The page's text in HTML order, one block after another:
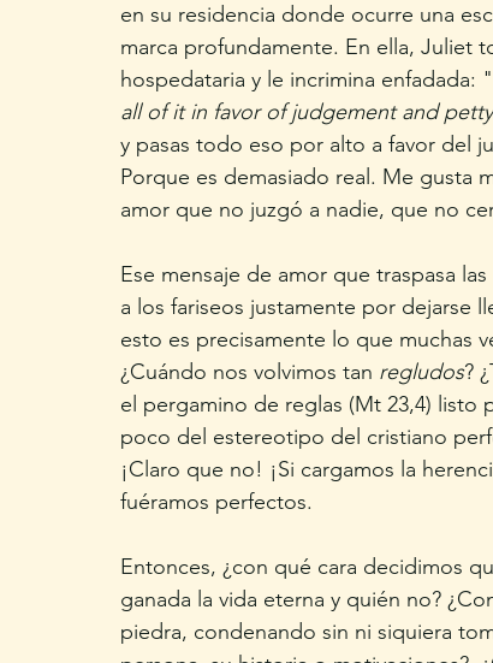
en su residencia donde ocurre una
marca profundamente. En ella, Juliet
hospedataria y le incrimina enfadada: "
all of it in favor of judgement and
y pasas todo eso por alto a favor del
Porque es demasiado real. Me gusta
amor que no juzgó a nadie, que no
Ese mensaje de amor que traspasa
a los fariseos justamente por dejarse
esto es precisamente lo que muchas
¿Cuándo nos volvimos tan regludos?
el pergamino de reglas (Mt 23,4) listo
poco del estereotipo del cristiano
¡Claro que no! ¡Si cargamos la
fuéramos perfectos.
Entonces, ¿con qué cara decidimos
ganada la vida eterna y quién no?
piedra, condenando sin ni siquiera